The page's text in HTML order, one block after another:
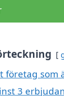
företag som
3